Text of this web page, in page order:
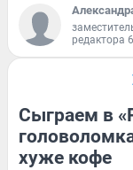
редактора
Сыграем в
хуже кофе